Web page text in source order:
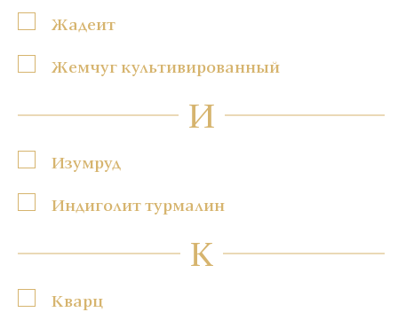
Жадеит
Жемчуг культивированный
И
Изумруд
Индиголит турмалин
К
Кварц